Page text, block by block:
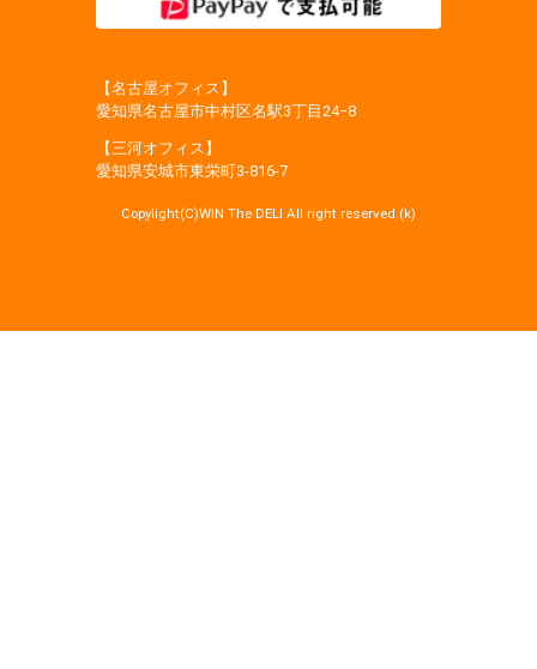
【名古屋オフィス】
愛知県名古屋市中村区名駅3丁目24−8
【三河オフィス】
愛知県安城市東栄町3‐816‐7
Copylight(C)WIN The DELI All right reserved.(k)